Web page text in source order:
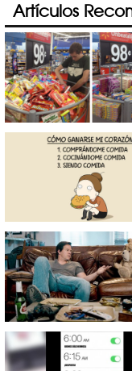
Artículos